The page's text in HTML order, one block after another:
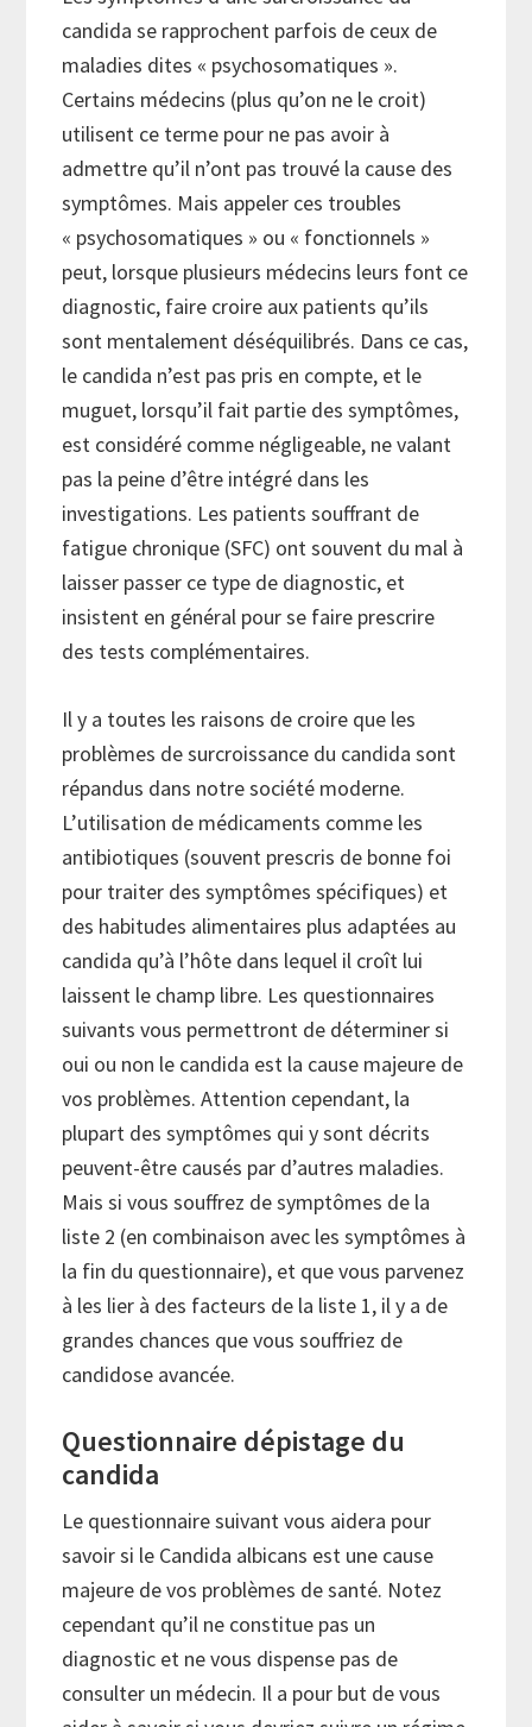
candida se rapprochent parfois de ceux de
maladies dites « psychosomatiques ».
Certains médecins (plus qu’on ne le croit)
utilisent ce terme pour ne pas avoir à
admettre qu’il n’ont pas trouvé la cause des
symptômes. Mais appeler ces troubles
« psychosomatiques » ou « fonctionnels »
peut, lorsque plusieurs médecins leurs font ce
diagnostic, faire croire aux patients qu’ils
sont mentalement déséquilibrés. Dans ce cas,
le candida n’est pas pris en compte, et le
muguet, lorsqu’il fait partie des symptômes,
est considéré comme négligeable, ne valant
pas la peine d’être intégré dans les
investigations. Les patients souffrant de
fatigue chronique (SFC) ont souvent du mal à
laisser passer ce type de diagnostic, et
insistent en général pour se faire prescrire
des tests complémentaires.
Il y a toutes les raisons de croire que les
problèmes de surcroissance du candida sont
répandus dans notre société moderne.
L’utilisation de médicaments comme les
antibiotiques (souvent prescris de bonne foi
pour traiter des symptômes spécifiques) et
des habitudes alimentaires plus adaptées au
candida qu’à l’hôte dans lequel il croît lui
laissent le champ libre. Les questionnaires
suivants vous permettront de déterminer si
oui ou non le candida est la cause majeure de
vos problèmes. Attention cependant, la
plupart des symptômes qui y sont décrits
peuvent-être causés par d’autres maladies.
Mais si vous souffrez de symptômes de la
liste 2 (en combinaison avec les symptômes à
la fin du questionnaire), et que vous parvenez
à les lier à des facteurs de la liste 1, il y a de
grandes chances que vous souffriez de
candidose avancée.
Questionnaire dépistage du
candida
Le questionnaire suivant vous aidera pour
savoir si le Candida albicans est une cause
majeure de vos problèmes de santé. Notez
cependant qu’il ne constitue pas un
diagnostic et ne vous dispense pas de
consulter un médecin. Il a pour but de vous